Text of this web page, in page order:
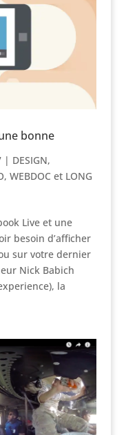
bonne
| DESIGN,
, WEBDOC et LONG
Live et une
besoin d’afficher
sur votre dernier
Nick Babich
la